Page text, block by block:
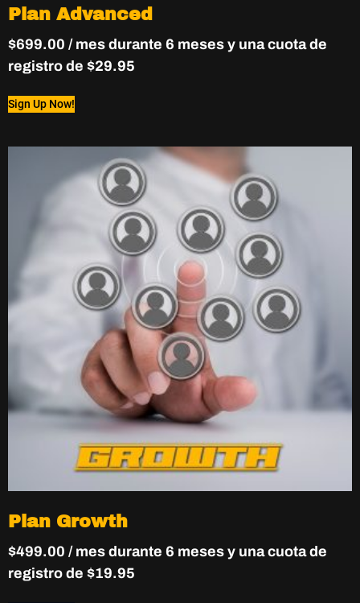
Plan Advanced
$699.00 / mes durante 6 meses y una cuota de
registro de $29.95
Sign Up Now!
Plan Growth
$499.00 / mes durante 6 meses y una cuota de
registro de $19.95